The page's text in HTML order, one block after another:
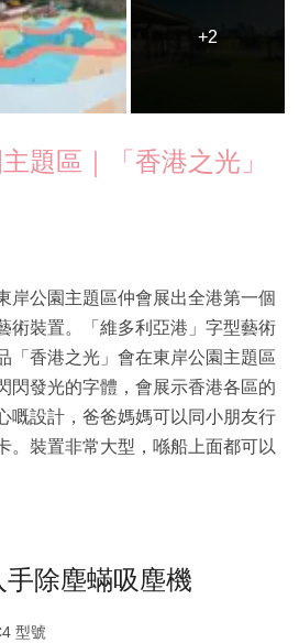
+2
+2
題區｜「香港之光」
岸公園主題區仲會展出全港第一個
術裝置。「維多利亞港」字型藝術
「香港之光」會在東岸公園主題區
閃發光的字體，會展示香港各區的
嘅設計，爸爸媽媽可以同小朋友行
。裝置非常大型，喺船上面都可以
除塵蟎吸塵機
型號